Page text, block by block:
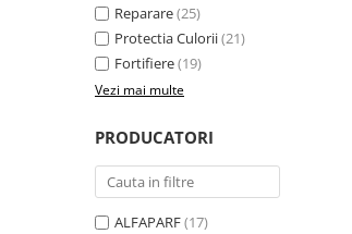
Reparare(25)
Protectia Culorii(21)
Fortifiere(19)
Vezi mai multe
PRODUCATORI
ALFAPARF(17)